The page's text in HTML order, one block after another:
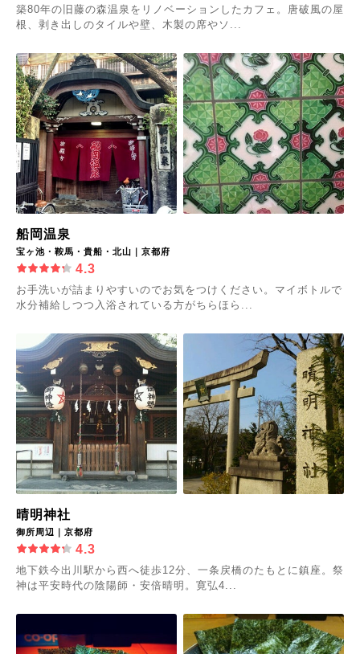
築80年の旧藤の森温泉をリノベーションしたカフェ。唐破風の屋
根、剥き出しのタイルや壁、木製の席やソ...
船岡温泉
宝ヶ池・鞍馬・貴船・北山｜京都府
4.3
お手洗いが詰まりやすいのでお気をつけください。マイボトルで
水分補給しつつ入浴されている方がちらほら...
晴明神社
御所周辺｜京都府
4.3
地下鉄今出川駅から西へ徒歩12分、一条戻橋のたもとに鎮座。祭
神は平安時代の陰陽師・安倍晴明。寛弘4...